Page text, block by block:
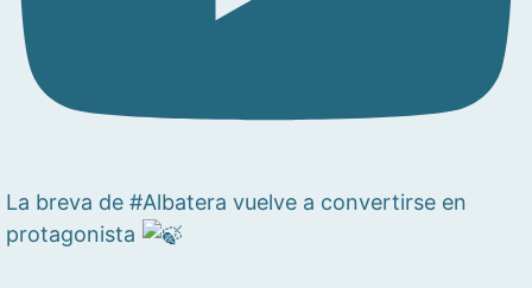
La breva de #Albatera vuelve a convertirse en
protagonista